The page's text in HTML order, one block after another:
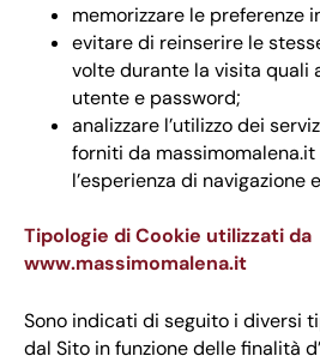
memorizzare le preferenze
evitare di reinserire le
volte durante la visita quali
utente e password;
analizzare l’utilizzo dei
forniti da massimomalena.it
l’esperienza di navigazione
Tipologie di Cookie utilizzati da
www.massimomalena.it
Sono indicati di seguito i diversi
dal Sito in funzione delle finalità